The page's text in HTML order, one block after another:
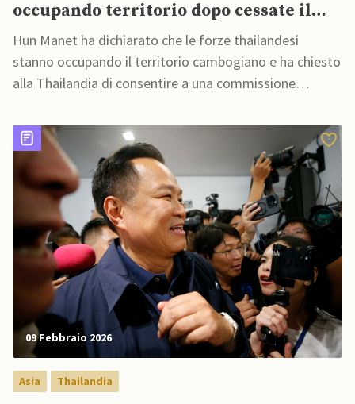
occupando territorio dopo cessate il
fuoco mediato da Trump”
Hun Manet ha dichiarato che le forze thailandesi
stanno occupando il territorio cambogiano e ha chiesto
alla Thailandia di consentire a una commissione
09 Febbraio 2026
Asia Thailandia